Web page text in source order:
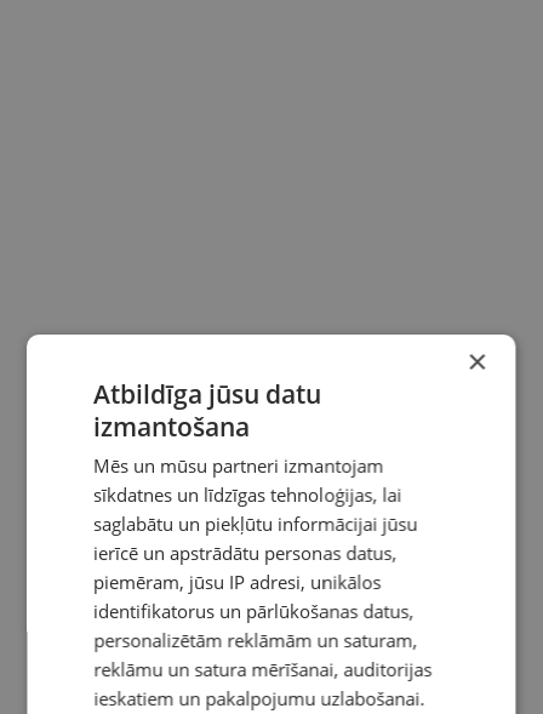
×
Atbildīga jūsu datu
izmantošana
Mēs un mūsu partneri izmantojam
sīkdatnes un līdzīgas tehnoloģijas, lai
saglabātu un piekļūtu informācijai jūsu
ierīcē un apstrādātu personas datus,
piemēram, jūsu IP adresi, unikālos
identifikatorus un pārlūkošanas datus,
personalizētām reklāmām un saturam,
reklāmu un satura mērīšanai, auditorijas
ieskatiem un pakalpojumu uzlabošanai.